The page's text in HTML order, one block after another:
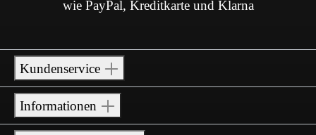
wie PayPal, Kreditkarte und Klarna
Kundenservice
Informationen